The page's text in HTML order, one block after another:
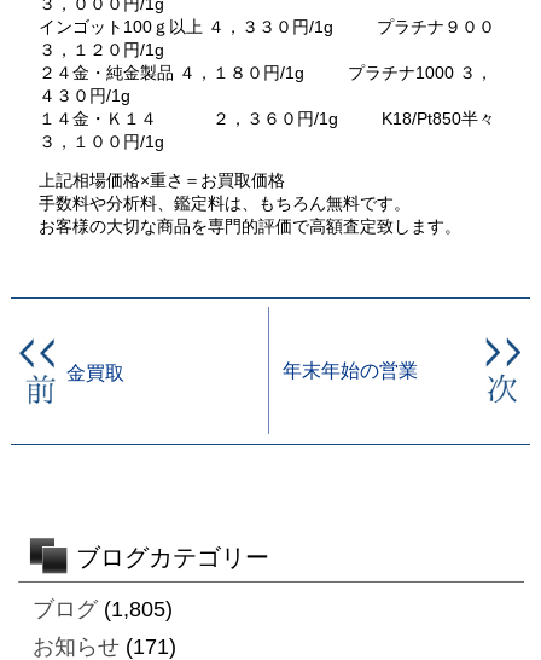
インゴット100ｇ以上 ４，３３０円/1g プラチナ９００
３，１２０円/1g
２４金・純金製品 ４，１８０円/1g プラチナ1000 ３，
４３０円/1g
１４金・Ｋ１４ ２，３６０円/1g K18/Pt850半々
３，１００円/1g
上記相場価格×重さ＝お買取価格
手数料や分析料、鑑定料は、もちろん無料です。
お客様の大切な商品を専門的評価で高額査定致します。
金買取 年末年始の営業
ブログカテゴリー
ブログ(1,805)
お知らせ(171)